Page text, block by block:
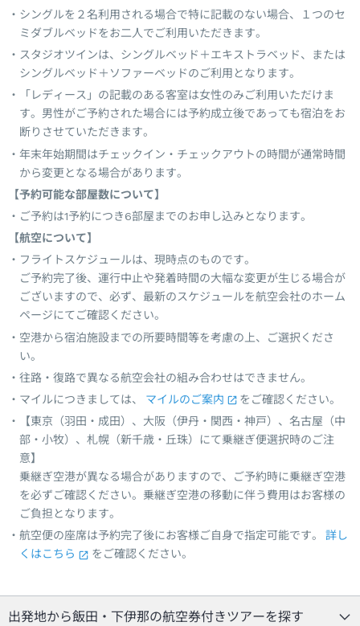
シングルを２名利用される場合で特に記載のない場合、１つのセ
ミダブルベッドをお二人でご利用いただきます。
スタジオツインは、シングルベッド＋エキストラベッド、または
シングルベッド＋ソファーベッドのご利用となります。
「レディース」の記載のある客室は女性のみご利用いただけま
す。男性がご予約された場合には予約成立後であっても宿泊をお
断りさせていただきます。
年末年始期間はチェックイン・チェックアウトの時間が通常時間
から変更となる場合があります。
【予約可能な部屋数について】
ご予約は1予約につき6部屋までのお申し込みとなります。
【航空について】
フライトスケジュールは、現時点のものです。
ご予約完了後、運行中止や発着時間の大幅な変更が生じる場合が
ございますので、必ず、最新のスケジュールを航空会社のホーム
ページにてご確認ください。
空港から宿泊施設までの所要時間等を考慮の上、ご選択くださ
い。
往路・復路で異なる航空会社の組み合わせはできません。
マイルにつきましては、
マイルのご案内
をご確認ください。
【東京（羽田・成田）、大阪（伊丹・関西・神戸）、名古屋（中
部・小牧）、札幌（新千歳・丘珠）にて乗継ぎ便選択時のご注
意】
乗継ぎ空港が異なる場合がありますので、ご予約時に乗継ぎ空港
を必ずご確認ください。乗継ぎ空港の移動に伴う費用はお客様の
ご負担となります。
航空便の座席は予約完了後にお客様ご自身で指定可能です。
詳し
くはこちら
をご確認ください。
出発地から飯田・下伊那の航空券付きツアーを探す